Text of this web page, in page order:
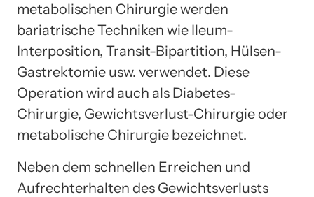
metabolischen Chirurgie werden
bariatrische Techniken wie Ileum-
Interposition, Transit-Bipartition, Hülsen-
Gastrektomie usw. verwendet. Diese
Operation wird auch als Diabetes-
Chirurgie, Gewichtsverlust-Chirurgie oder
metabolische Chirurgie bezeichnet.
Neben dem schnellen Erreichen und
Aufrechterhalten des Gewichtsverlusts